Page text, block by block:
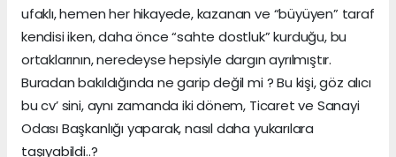
ufaklı, hemen her hikayede, kazanan ve “büyüyen” taraf
kendisi iken, daha önce “sahte dostluk” kurduğu, bu
ortaklarının, neredeyse hepsiyle dargın ayrılmıştır.
Buradan bakıldığında ne garip değil mi ? Bu kişi, göz alıcı
bu cv’ sini, aynı zamanda iki dönem, Ticaret ve Sanayi
Odası Başkanlığı yaparak, nasıl daha yukarılara
taşıyabildi..?